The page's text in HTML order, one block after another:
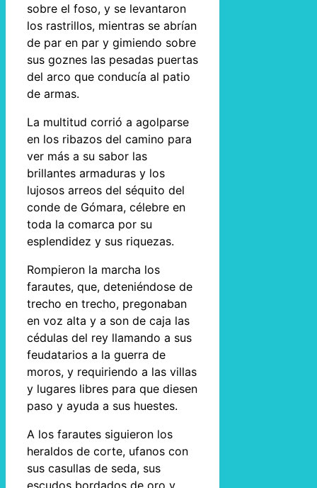
sobre el foso, y se levantaron
los rastrillos, mientras se abrían
de par en par y gimiendo sobre
sus goznes las pesadas puertas
del arco que conducía al patio
de armas.
La multitud corrió a agolparse
en los ribazos del camino para
ver más a su sabor las
brillantes armaduras y los
lujosos arreos del séquito del
conde de Gómara, célebre en
toda la comarca por su
esplendidez y sus riquezas.
Rompieron la marcha los
farautes, que, deteniéndose de
trecho en trecho, pregonaban
en voz alta y a son de caja las
cédulas del rey llamando a sus
feudatarios a la guerra de
moros, y requiriendo a las villas
y lugares libres para que diesen
paso y ayuda a sus huestes.
A los farautes siguieron los
heraldos de corte, ufanos con
sus casullas de seda, sus
escudos bordados de oro y